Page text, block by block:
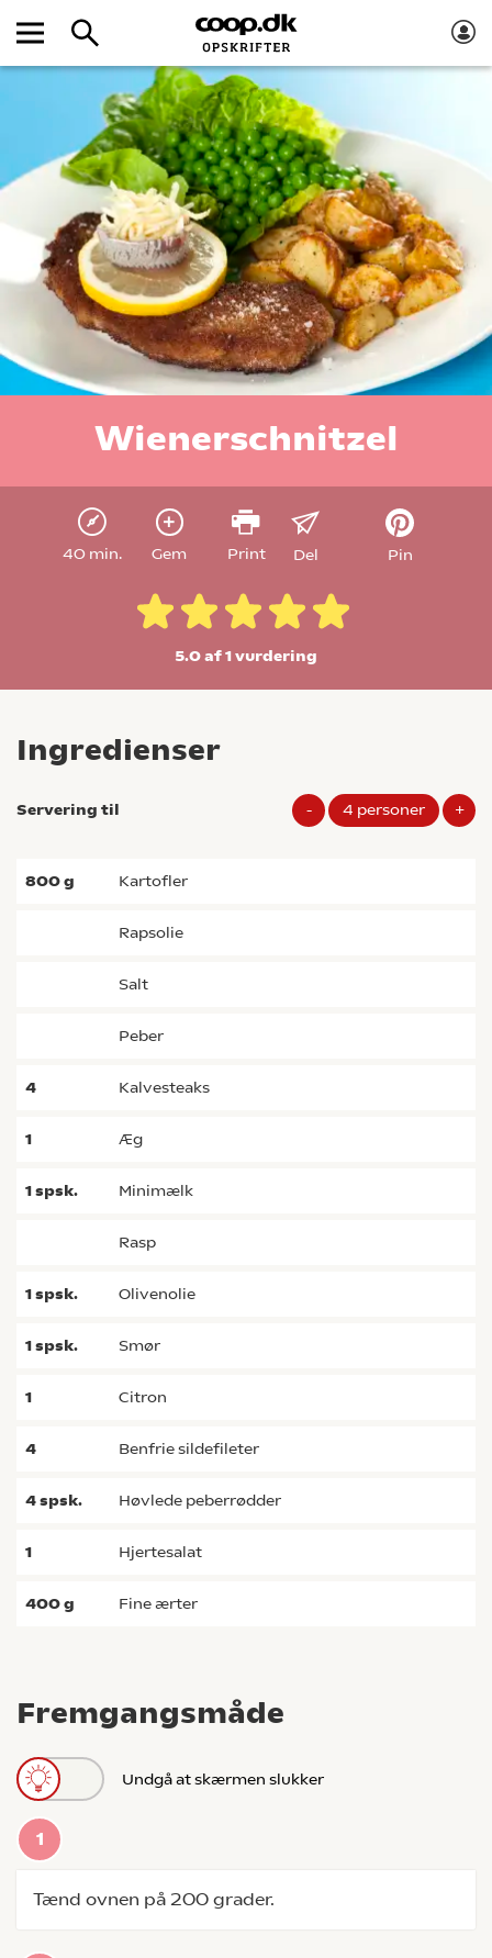
Wienerschnitzel
40 min. Gem Print Del Pin
5.0 af 1vurdering
Fremgangsmåde
Undgå at skærmen slukker
Tænd ovnen på 200 grader.
Ingredienser
Servering til - 4 personer +
800g kartofler
rapsolie
salt
peber
4 kalvesteaks
1 æg
1spsk. minimælk
rasp
1spsk. olivenolie
1spsk. smør
1 citron
4 benfrie sildefileter
4spsk. høvlede peberrødder
1 hjertesalat
400g fine ærter